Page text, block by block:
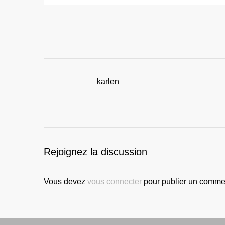
karlen
Rejoignez la discussion
Vous devez vous connecter pour publier un